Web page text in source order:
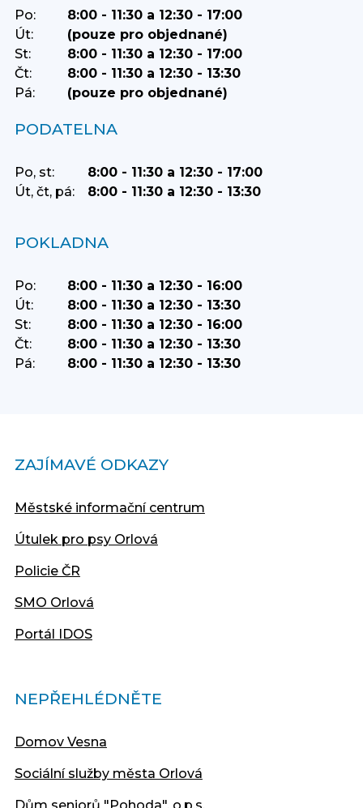
Po:
8:00 - 11:30 a 12:30 - 17:00
Út:
(pouze pro objednané)
St:
8:00 - 11:30 a 12:30 - 17:00
Čt:
8:00 - 11:30 a 12:30 - 13:30
Pá:
(pouze pro objednané)
PODATELNA
Po, st:
8:00 - 11:30 a 12:30 - 17:00
Út, čt, pá:
8:00 - 11:30 a 12:30 - 13:30
POKLADNA
Po:
8:00 - 11:30 a 12:30 - 16:00
Út:
8:00 - 11:30 a 12:30 - 13:30
St:
8:00 - 11:30 a 12:30 - 16:00
Čt:
8:00 - 11:30 a 12:30 - 13:30
Pá:
8:00 - 11:30 a 12:30 - 13:30
ZAJÍMAVÉ ODKAZY
Městské informační centrum
Útulek pro psy Orlová
Policie ČR
SMO Orlová
Portál IDOS
NEPŘEHLÉDNĚTE
Domov Vesna
Sociální služby města Orlová